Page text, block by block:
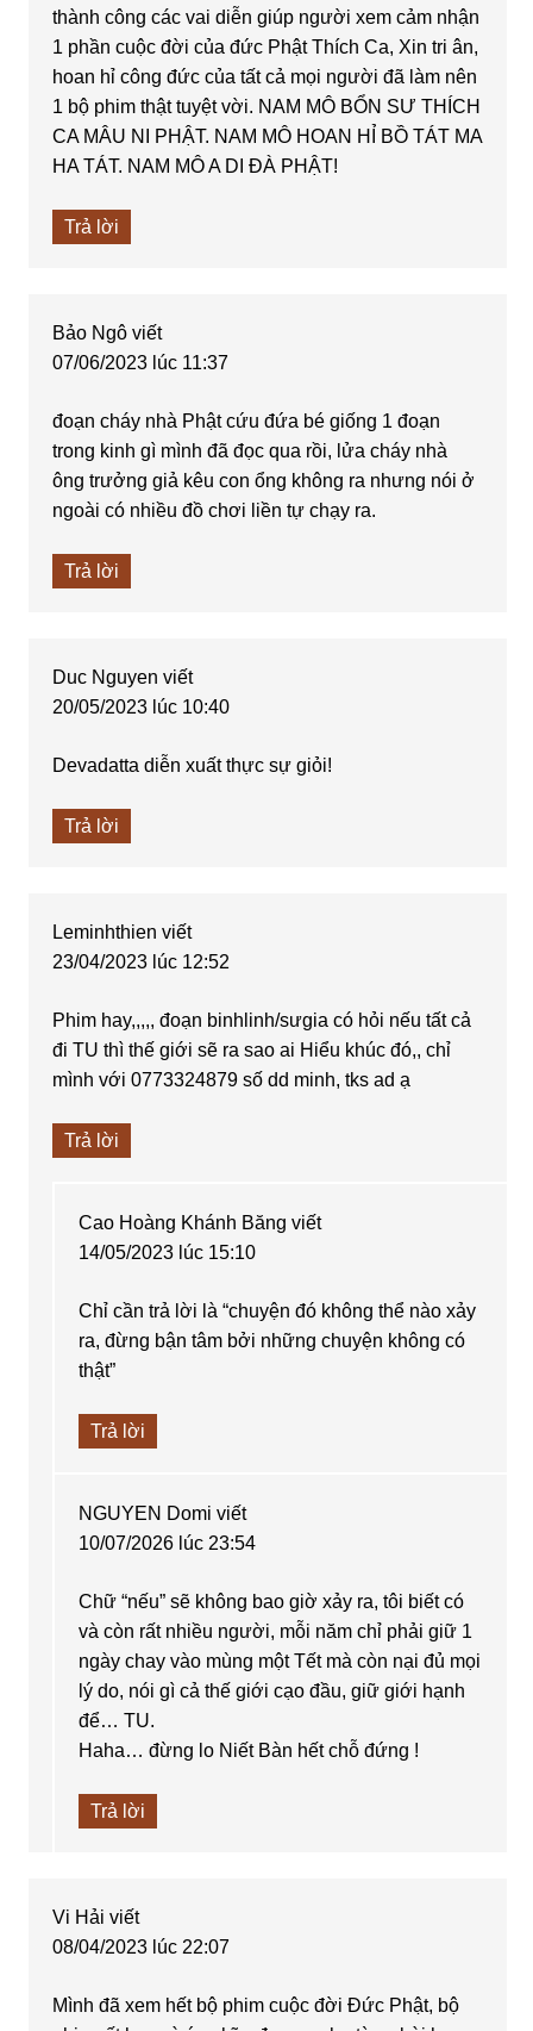
thành công các vai diễn giúp người xem cảm nhận
1 phần cuộc đời của đức Phật Thích Ca, Xin tri ân,
hoan hỉ công đức của tất cả mọi người đã làm nên
1 bộ phim thật tuyệt vời. NAM MÔ BỔN SƯ THÍCH
CA MÂU NI PHẬT. NAM MÔ HOAN HỈ BỒ TÁT MA
HA TÁT. NAM MÔ A DI ĐÀ PHẬT!
Trả lời
Bảo Ngô viết
07/06/2023 lúc 11:37
đoạn cháy nhà Phật cứu đứa bé giống 1 đoạn
trong kinh gì mình đã đọc qua rồi, lửa cháy nhà
ông trưởng giả kêu con ổng không ra nhưng nói ở
ngoài có nhiều đồ chơi liền tự chạy ra.
Trả lời
Duc Nguyen viết
20/05/2023 lúc 10:40
Devadatta diễn xuất thực sự giỏi!
Trả lời
Leminhthien viết
23/04/2023 lúc 12:52
Phim hay,,,,, đoạn binhlinh/sưgia có hỏi nếu tất cả
đi TU thì thế giới sẽ ra sao ai Hiểu khúc đó,, chỉ
mình với 0773324879 số dd minh, tks ad ạ
Trả lời
Cao Hoàng Khánh Băng viết
14/05/2023 lúc 15:10
Chỉ cần trả lời là “chuyện đó không thể nào xảy
ra, đừng bận tâm bởi những chuyện không có
thật”
Trả lời
NGUYEN Domi viết
10/07/2026 lúc 23:54
Chữ “nếu” sẽ không bao giờ xảy ra, tôi biết có
và còn rất nhiều người, mỗi năm chỉ phải giữ 1
ngày chay vào mùng một Tết mà còn nại đủ mọi
lý do, nói gì cả thế giới cạo đầu, giữ giới hạnh
để… TU.
Haha… đừng lo Niết Bàn hết chỗ đứng !
Trả lời
Vi Hải viết
08/04/2023 lúc 22:07
Mình đã xem hết bộ phim cuộc đời Đức Phật, bộ